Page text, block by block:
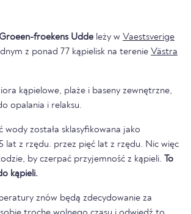
Groeen-froekens Udde leży w Vaestsverige
z ponad 77 kąpielisk na terenie Västra
kąpielowe, plaże i baseny zewnętrzne,
opalania i relaksu.
wody została sklasyfikowana jako
przez pięć lat z rzędu. Nic więc
by czerpać przyjemność z kąpieli. To
kąpieli.
znów będą zdecydowanie za